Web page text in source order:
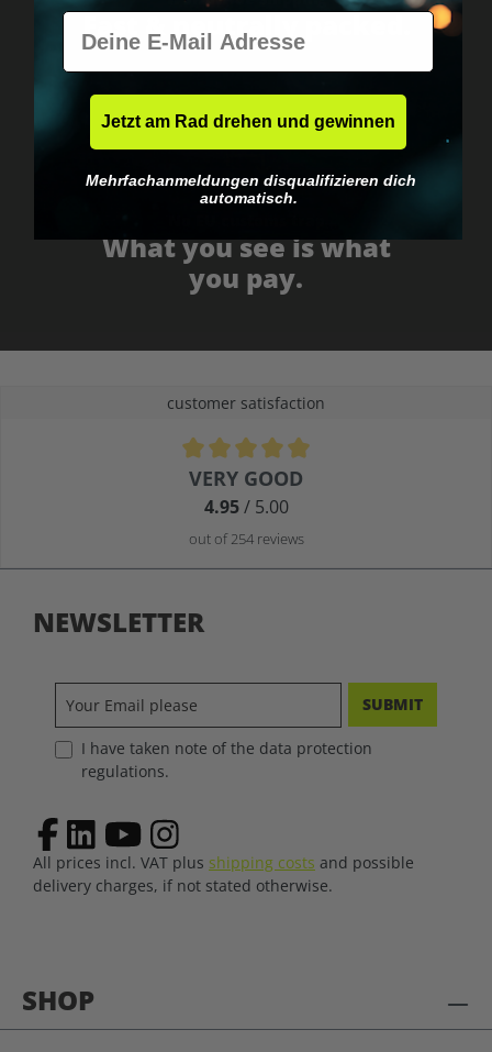
Fast & neutrally packed.
What you see is what
you pay.
customer satisfaction
Average rating of 4.9 out of 5 stars
VERY GOOD
4.95/ 5.00
out of 254 reviews
SHOP
NEWSLETTER
SUBMIT
I have taken note of the data protection
regulations.
All prices incl. VAT plus shipping costs and possible
delivery charges, if not stated otherwise.
E-Mail
Jetzt am Rad drehen und gewinnen
Mehrfachanmeldungen disqualifizieren dich
automatisch.